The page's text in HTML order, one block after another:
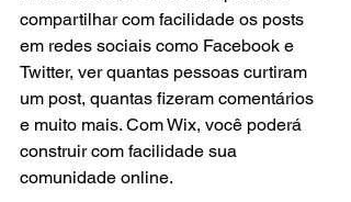
compartilhar com facilidade os posts
em redes sociais como Facebook e
Twitter, ver quantas pessoas curtiram
um post, quantas fizeram comentários
e muito mais. Com Wix, você poderá
construir com facilidade sua
comunidade online.